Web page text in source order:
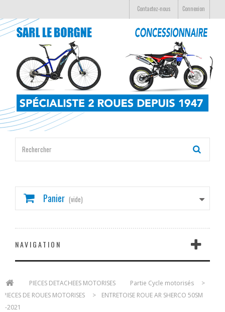
Connexion
Contactez-nous
Panier (vide)
NAVIGATION
PIECES DETACHEES MOTORISES Partie Cycle motorisés
>
PIECES DE ROUES MOTORISES
>
ENTRETOISE ROUE AR SHERCO 50SM
-2021